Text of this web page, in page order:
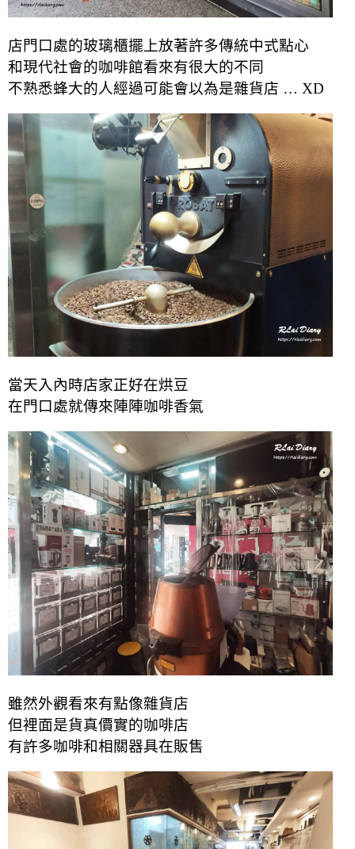
店門口處的玻璃櫃擺上放著許多傳統中式點心
和現代社會的咖啡館看來有很大的不同
不熟悉蜂大的人經過可能會以為是雜貨店 … XD
當天入內時店家正好在烘豆
在門口處就傳來陣陣咖啡香氣
雖然外觀看來有點像雜貨店
但裡面是貨真價實的咖啡店
有許多咖啡和相關器具在販售